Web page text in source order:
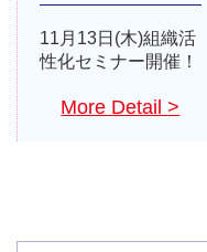
11月13日(木)組織活
性化セミナー開催！
More Detail>